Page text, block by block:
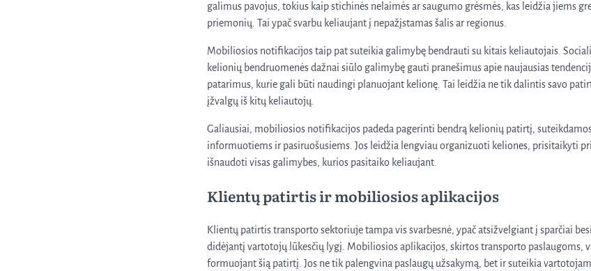
galimus pavojus, tokius kaip stichinės nelaimės ar saugumo grėsmės, kas leidžia jiems
priemonių. Tai ypač svarbu keliaujant į nepažįstamas šalis ar regionus.
Mobiliosios notifikacijos taip pat suteikia galimybę bendrauti su kitais keliautojais.
kelionių bendruomenės dažnai siūlo galimybę gauti pranešimus apie naujausias
patarimus, kurie gali būti naudingi planuojant kelionę. Tai leidžia ne tik dalintis savo
įžvalgų iš kitų keliautojų.
Galiausiai, mobiliosios notifikacijos padeda pagerinti bendrą kelionių patirtį,
informuotiems ir pasiruošusiems. Jos leidžia lengviau organizuoti keliones, prisitaikyti
išnaudoti visas galimybes, kurios pasitaiko keliaujant.
Klientų patirtis ir mobiliosios aplikacijos
Klientų patirtis transporto sektoriuje tampa vis svarbesnė, ypač atsižvelgiant į sparčiai
didėjantį vartotojų lūkesčių lygį. Mobiliosios aplikacijos, skirtos transporto paslaugoms,
formuojant šią patirtį. Jos ne tik palengvina paslaugų užsakymą, bet ir suteikia